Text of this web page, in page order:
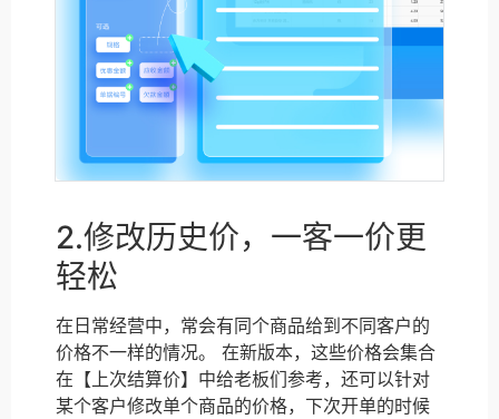
2.修改历史价，一客一价更
轻松
在日常经营中，常会有同个商品给到不同客户的
价格不一样的情况。 在新版本，这些价格会集合
在【上次结算价】中给老板们参考，还可以针对
某个客户修改单个商品的价格，下次开单的时候